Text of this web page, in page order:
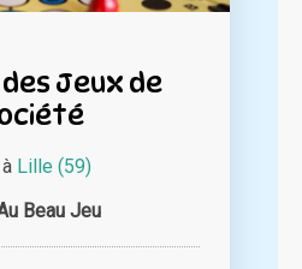
Jeux de
à Lille (59)
Beau Jeu